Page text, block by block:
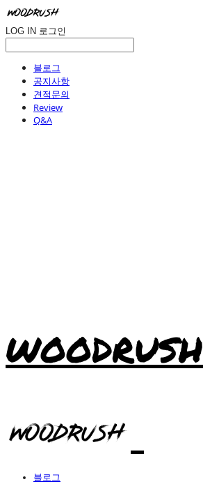
LOG IN 로그인
블로그
공지사항
견적문의
Review
Q&A
WOODRUSH
블로그